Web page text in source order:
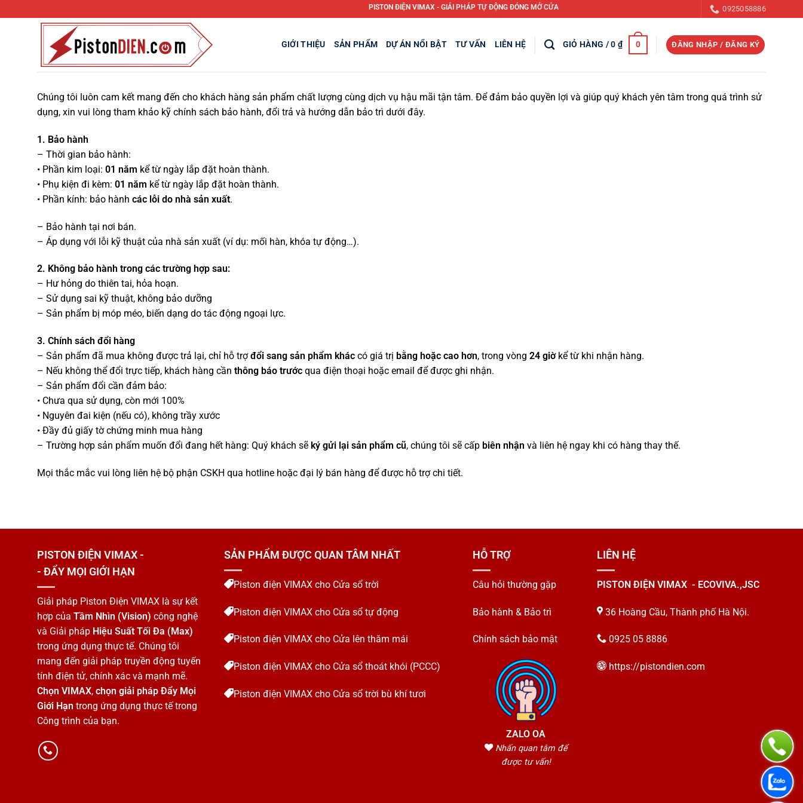
qua
PISTON ĐIỆN VIMAX - GIẢI PHÁP TỰ ĐỘNG ĐÓNG MỞ CỬA SỔ TRỜI, CỬA THĂM MÁI, CỬA THOÁT KHÓI, CỬA CẤP BÙ KHÍ TƯƠI TRONG
0925058886
GIỚI THIỆU SẢN PHẨM DỰ ÁN NỔI BẬT TƯ VẤN LIÊN HỆ GIỎ HÀNG /0 ₫ 0 ĐĂNG NHẬP / ĐĂNG KÝ
Chúng tôi luôn cam kết mang đến cho khách hàng sản phẩm chất lượng cùng dịch vụ hậu mãi tận tâm. Để đảm bảo quyền lợi và giúp quý khách yên tâm trong quá trình sử
dụng, xin vui lòng tham khảo kỹ chính sách bảo hành, đổi trả và hướng dẫn bảo trì dưới đây.
1. Bảo hành
– Thời gian bảo hành:
• Phần kim loại: 01 năm kể từ ngày lắp đặt hoàn thành.
• Phụ kiện đi kèm: 01 năm kể từ ngày lắp đặt hoàn thành.
• Phần kính: bảo hành các lỗi do nhà sản xuất.
– Bảo hành tại nơi bán.
– Áp dụng với lỗi kỹ thuật của nhà sản xuất (ví dụ: mối hàn, khóa tự động…).
2. Không bảo hành trong các trường hợp sau:
– Hư hỏng do thiên tai, hỏa hoạn.
– Sử dụng sai kỹ thuật, không bảo dưỡng
– Sản phẩm bị móp méo, biến dạng do tác động ngoại lực.
3. Chính sách đổi hàng
– Sản phẩm đã mua không được trả lại, chỉ hỗ trợđổi sang sản phẩm khác có giá trị bằng hoặc cao hơn, trong vòng 24 giờkể từ khi nhận hàng.
– Nếu không thể đổi trực tiếp, khách hàng cần thông báo trước qua điện thoại hoặc email để được ghi nhận.
– Sản phẩm đổi cần đảm bảo:
• Chưa qua sử dụng, còn mới 100%
• Nguyên đai kiện (nếu có), không trầy xước
• Đầy đủ giấy tờ chứng minh mua hàng
– Trường hợp sản phẩm muốn đổi đang hết hàng: Quý khách sẽ ký gửi lại sản phẩm cũ, chúng tôi sẽ cấp biên nhận và liên hệ ngay khi có hàng thay thế.
Mọi thắc mắc vui lòng liên hệ bộ phận CSKH qua hotline hoặc đại lý bán hàng để được hỗ trợ chi tiết.
PISTON ĐIỆN VIMAX -
- ĐẨY MỌI GIỚI HẠN
Giải pháp Piston Điện VIMAX là sự kết
hợp của Tầm Nhìn (Vision) công nghệ
và Giải pháp Hiệu Suất Tối Đa (Max)
trong ứng dụng thực tế. Chúng tôi
mang đến giải pháp truyền động tuyến
tính điện tử, chính xác và mạnh mẽ.
Chọn VIMAX, chọn giải pháp Đẩy Mọi
Giới Hạn trong ứng dụng thực tế trong
Công trình của bạn.
SẢN PHẨM ĐƯỢC QUAN TÂM NHẤT
Piston điện VIMAX cho Cửa sổ trời
Piston điện VIMAX cho Cửa sổ tự động
Piston điện VIMAX cho Cửa lên thăm mái
Piston điện VIMAX cho Cửa sổ thoát khói (PCCC)
Piston điện VIMAX cho Cửa sổ trời bù khí tươi
HỖ TRỢ
Câu hỏi thường gặp
Bảo hành & Bảo trì
Chính sách bảo mật
ZALO OA
Nhấn quan tâm để
được tư vấn!
LIÊN HỆ
PISTON ĐIỆN VIMAX - ECOVIVA.,JSC
36 Hoàng Cầu, Thành phố Hà Nội.
0925 05 8886
https://pistondien.com